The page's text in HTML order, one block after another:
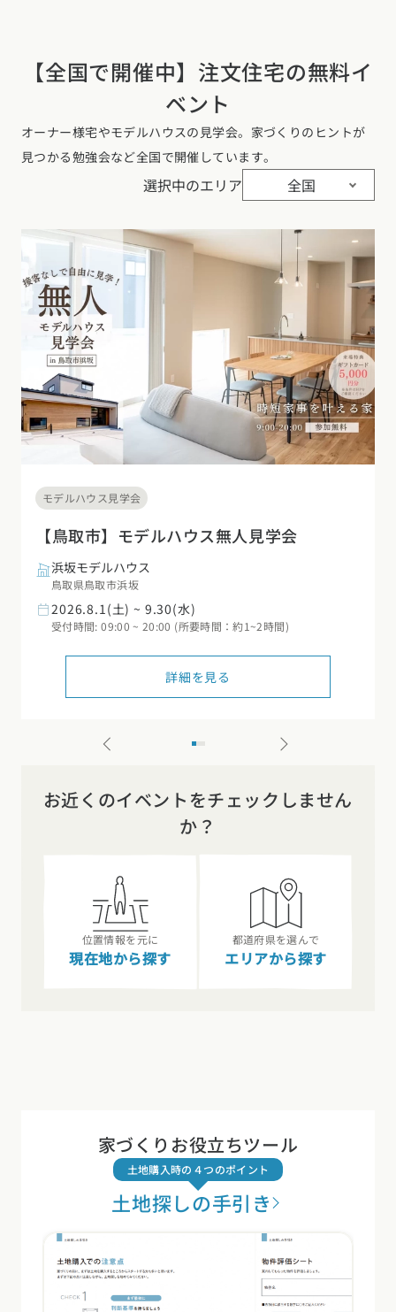
【全国で開催中】注文住宅の無料イ
ベント
オーナー様宅やモデルハウスの見学会。家づくりのヒントが
見つかる勉強会など全国で開催しています。
選択中のエリア 全国
モデルハウス見学会
【鳥取市】モデルハウス無人見学会
浜坂モデルハウス
鳥取県鳥取市浜坂
2026.8.1(土) ~ 9.30(水)
受付時間: 09:00 ~ 20:00 (所要時間：約1~2時間)
詳細を見る
お近くのイベントをチェックしません
か？
位置情報を元に
現在地から探す
都道府県を選んで
エリアから探す
家づくりお役立ちツール
土地購入時の４つのポイント
土地探しの手引き